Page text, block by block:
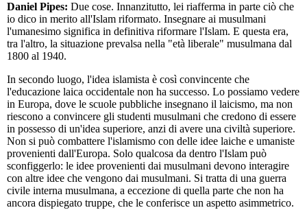
Daniel Pipes: Due cose. Innanzitutto, lei riafferma in parte ciò che
io dico in merito all'Islam riformato. Insegnare ai musulmani
l'umanesimo significa in definitiva riformare l'Islam. E questa era,
tra l'altro, la situazione prevalsa nella "età liberale" musulmana dal
1800 al 1940.
In secondo luogo, l'idea islamista è così convincente che
l'educazione laica occidentale non ha successo. Lo possiamo vedere
in Europa, dove le scuole pubbliche insegnano il laicismo, ma non
riescono a convincere gli studenti musulmani che credono di essere
in possesso di un'idea superiore, anzi di avere una civiltà superiore.
Non si può combattere l'islamismo con delle idee laiche e umaniste
provenienti dall'Europa. Solo qualcosa da dentro l'Islam può
sconfiggerlo: le idee provenienti dai musulmani devono interagire
con altre idee che vengono dai musulmani. Si tratta di una guerra
civile interna musulmana, a eccezione di quella parte che non ha
ancora dispiegato truppe, che le conferisce un aspetto asimmetrico.